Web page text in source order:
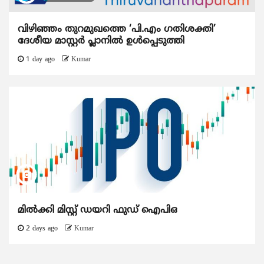
വിഴിഞ്ഞം തുറമുഖത്തെ ‘പി.എം ഗതിശക്തി’
ദേശീയ മാസ്റ്റർ പ്ലാനിൽ ഉൾപ്പെടുത്തി
1 day ago Kumar
മിൽക്കി മിസ്റ്റ് ഡയറി ഫുഡ് ഐപിഒ
2 days ago Kumar